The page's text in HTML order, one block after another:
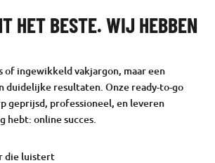
HET BESTE. WIJ HEBBEN
of ingewikkeld vakjargon, maar een
duidelijke resultaten. Onze ready-to-go
geprijsd, professioneel, en leveren
hebt: online succes.
die luistert